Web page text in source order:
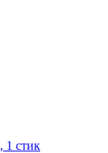
1 стик